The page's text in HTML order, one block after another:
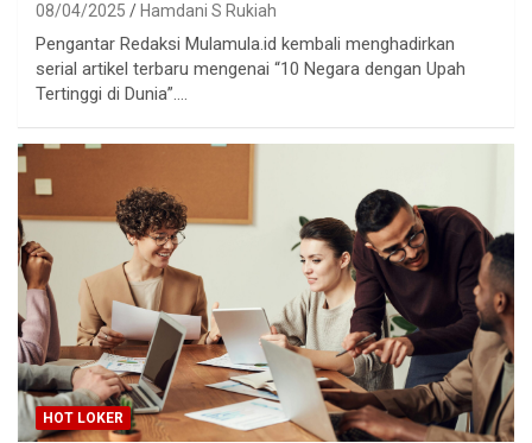
08/04/2025 Hamdani S Rukiah
Pengantar Redaksi Mulamula.id kembali menghadirkan
serial artikel terbaru mengenai “10 Negara dengan Upah
Tertinggi di Dunia”.…
HOT LOKER